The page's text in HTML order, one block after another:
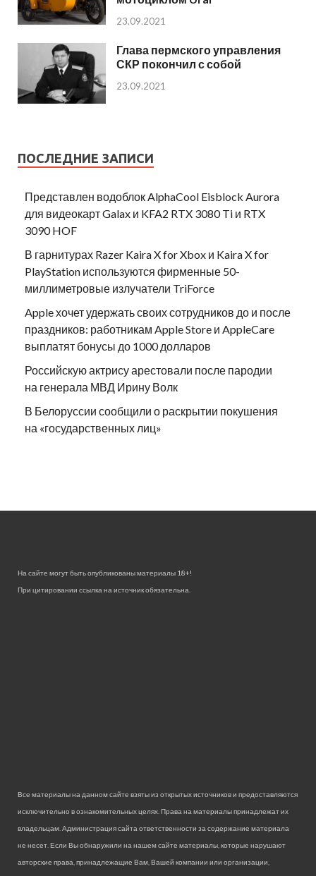
23.09.2021
Глава пермского управления
СКР покончил с собой
23.09.2021
ПОСЛЕДНИЕ ЗАПИСИ
Представлен водоблок AlphaCool Eisblock Aurora
для видеокарт Galax и KFA2 RTX 3080 Ti и RTX
3090 HOF
В гарнитурах Razer Kaira X for Xbox и Kaira X for
PlayStation используются фирменные 50-
миллиметровые излучатели TriForce
Apple хочет удержать своих сотрудников до и после
праздников: работникам Apple Store и AppleCare
выплатят бонусы до 1000 долларов
Российскую актрису арестовали после пародии
на генерала МВД Ирину Волк
В Белоруссии сообщили о раскрытии покушения
на «государственных лиц»
На сайте могут быть опубликованы материалы 18+!
При цитировании ссылка на источник обязательна.
Все материалы на данном сайте взяты из открытых источников и предоставляются
исключительно в ознакомительных целях. Права на материалы принадлежат их
владельцам. Администрация сайта ответственности за содержание материала
не несет. Если Вы обнаружили на нашем сайте материалы, которые нарушают
авторские права, принадлежащие Вам, Вашей компании или организации,